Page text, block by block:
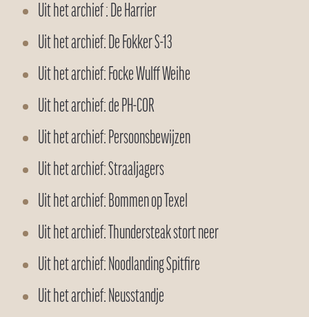
Uit het archief : De Harrier
Uit het archief: De Fokker S-13
Uit het archief: Focke Wulff Weihe
Uit het archief: de PH-COR
Uit het archief: Persoonsbewijzen
Uit het archief: Straaljagers
Uit het archief: Bommen op Texel
Uit het archief: Thundersteak stort neer
Uit het archief: Noodlanding Spitfire
Uit het archief: Neusstandje